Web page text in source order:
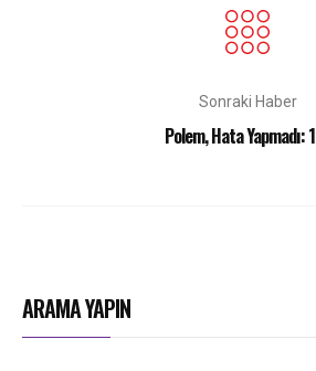
Sonraki Haber
Polem, Hata Yapmadı:
ARAMA YAPIN